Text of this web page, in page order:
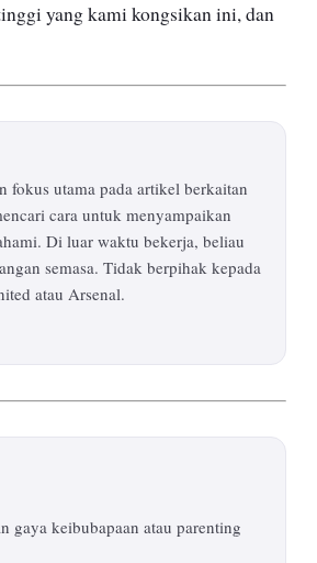
yang kami kongsikan ini, dan
fokus utama pada artikel berkaitan
cara untuk menyampaikan
Di luar waktu bekerja, beliau
semasa. Tidak berpihak kepada
atau Arsenal.
gaya keibubapaan atau parenting